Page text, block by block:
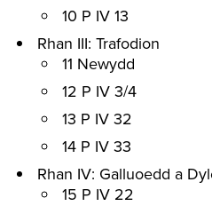
10 P IV 13
Rhan III: Trafodion
11 Newydd
12 P IV 3/4
13 P IV 32
14 P IV 33
Rhan IV: Galluoedd a
15 P IV 22